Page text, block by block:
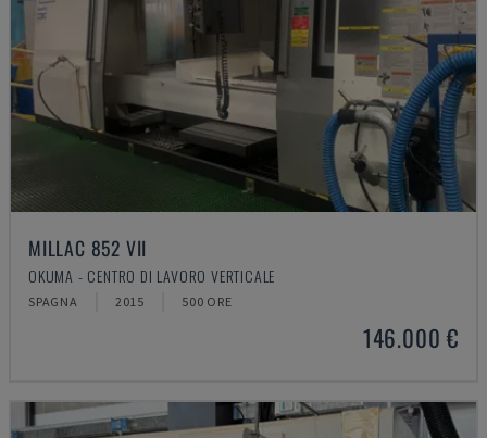
MILLAC 852 VII
OKUMA - CENTRO DI LAVORO VERTICALE
SPAGNA 2015 500 ORE
146.000 €